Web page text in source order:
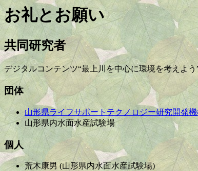
お礼とお願い
共同研究者
デジタルコンテンツ“最上川を中心に環境を考えよ
団体
山形県ライフサポートテクノロジー研究開発
山形県内水面水産試験場
個人
荒木康男 (山形県内水面水産試験場)